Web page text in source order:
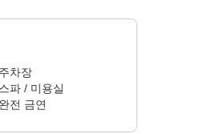
주차장
스파 / 미용실
완전 금연